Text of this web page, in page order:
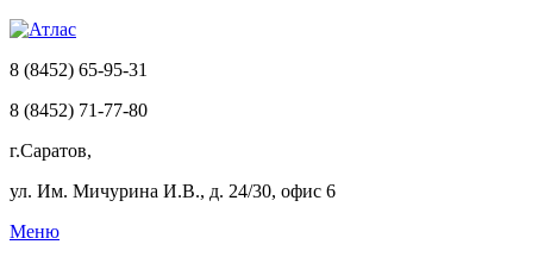
8 (8452) 65-95-31
8 (8452) 71-77-80
г.Саратов,
ул. Им. Мичурина И.В., д. 24/30, офис 6
Меню